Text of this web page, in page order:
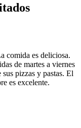
comida es deliciosa.
de martes a viernes
pizzas y pastas. El
es excelente.